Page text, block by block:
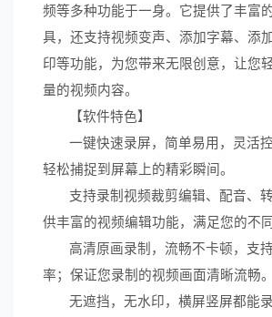
频等多种功能于一身。它提供了丰富
具，还支持视频变声、添加字幕、添
印等功能，为您带来无限创意，让您
量的视频内容。
【软件特色】
一键快速录屏，简单易用，灵活
轻松捕捉到屏幕上的精彩瞬间。
支持录制视频裁剪编辑、配音、
供丰富的视频编辑功能，满足您的不同
高清原画录制，流畅不卡顿，支
率；保证您录制的视频画面清晰流畅。
无遮挡，无水印，横屏竖屏都能